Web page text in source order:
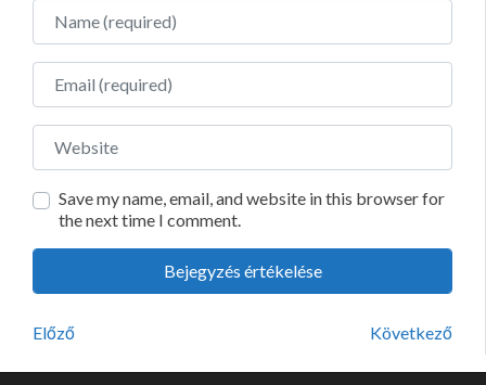
Name
Email
Website
Save my name, email, and website in this browser for
the next time I comment.
Előző Következő